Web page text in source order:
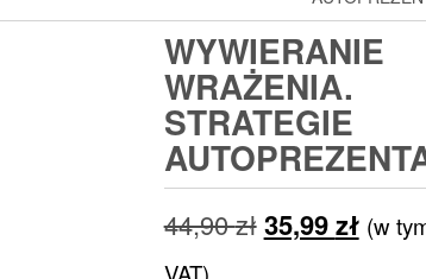
WYWIERANIE
WRAŻENIA.
STRATEGIE
44,90zł Pierwotna
35,99zł (w